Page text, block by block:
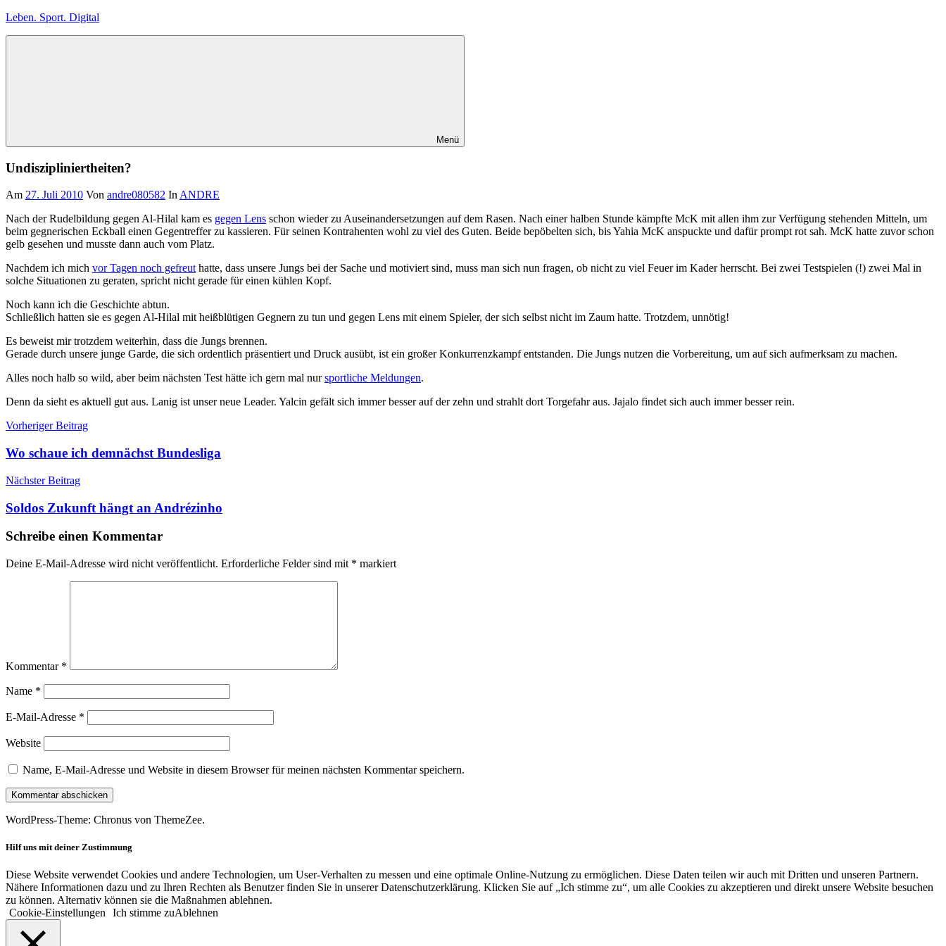
Zum
Leben. Sport. Digital
Menü
Undiszipliniertheiten?
Am 27. Juli 2010 Von andre080582 InANDRE
Nach der Rudelbildung gegen Al-Hilal kam es gegen Lens schon wieder zu Auseinandersetzungen auf dem Rasen. Nach einer halben Stunde kämpfte McK mit allen ihm zur Verfügung stehenden Mitteln, um
beim gegnerischen Eckball einen Gegentreffer zu kassieren. Für seinen Kontrahenten wohl zu viel des Guten. Beide bepöbelten sich, bis Yahia McK anspuckte und dafür prompt rot sah. McK hatte zuvor schon
gelb gesehen und musste dann auch vom Platz.
Nachdem ich mich vor Tagen noch gefreuthatte, dass unsere Jungs bei der Sache und motiviert sind, muss man sich nun fragen, ob nicht zu viel Feuer im Kader herrscht. Bei zwei Testspielen (!) zwei Mal in
solche Situationen zu geraten, spricht nicht gerade für einen kühlen Kopf.
Noch kann ich die Geschichte abtun.
Schließlich hatten sie es gegen Al-Hilal mit heißblütigen Gegnern zu tun und gegen Lens mit einem Spieler, der sich selbst nicht im Zaum hatte. Trotzdem, unnötig!
Es beweist mir trotzdem weiterhin, dass die Jungs brennen.
Gerade durch unsere junge Garde, die sich ordentlich präsentiert und Druck ausübt, ist ein großer Konkurrenzkampf entstanden. Die Jungs nutzen die Vorbereitung, um auf sich aufmerksam zu machen.
Alles noch halb so wild, aber beim nächsten Test hätte ich gern mal nursportliche Meldungen.
Denn da sieht es aktuell gut aus. Lanig ist unser neue Leader. Yalcin gefält sich immer besser auf der zehn und strahlt dort Torgefahr aus. Jajalo findet sich auch immer besser rein.
Beitragsnavigation
Vorheriger Beitrag
Wo schaue ich demnächst Bundesliga
Nächster Beitrag
Soldos Zukunft hängt an Andrézinho
Schreibe einen Kommentar
Deine E-Mail-Adresse wird nicht veröffentlicht. Erforderliche Felder sind mit * markiert
Kommentar *
Name *
E-Mail-Adresse *
Website
Name, E-Mail-Adresse und Website in diesem Browser für meinen nächsten Kommentar speichern.
WordPress-Theme: Chronus von ThemeZee.
Hilf uns mit deiner Zustimmung
Diese Website verwendet Cookies und andere Technologien, um User-Verhalten zu messen und eine optimale Online-Nutzung zu ermöglichen. Diese Daten teilen wir auch mit Dritten und unseren Partnern.
Nähere Informationen dazu und zu Ihren Rechten als Benutzer finden Sie in unserer Datenschutzerklärung. Klicken Sie auf „Ich stimme zu“, um alle Cookies zu akzeptieren und direkt unsere Website besuchen
zu können. Alternativ können sie die Maßnahmen ablehnen.
Cookie-Einstellungen
Ich stimme zuAblehnen